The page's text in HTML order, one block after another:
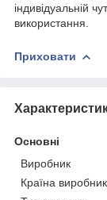
індивідуальній
використання.
Приховати
Основні
Виробник
Країна виробник